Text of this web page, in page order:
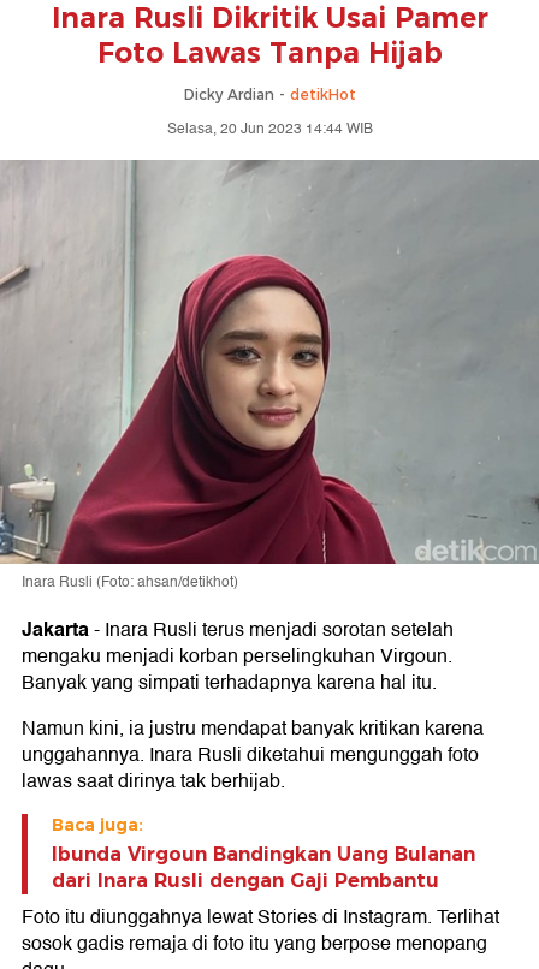
Inara Rusli Dikritik Usai Pamer
Foto Lawas Tanpa Hijab
Dicky Ardian - detikHot
Selasa, 20 Jun 2023 14:44 WIB
Inara Rusli (Foto: ahsan/detikhot)
Jakarta-Inara Rusli terus menjadi sorotan setelah
mengaku menjadi korban perselingkuhan Virgoun.
Banyak yang simpati terhadapnya karena hal itu.
Namun kini, ia justru mendapat banyak kritikan karena
unggahannya. Inara Rusli diketahui mengunggah foto
lawas saat dirinya tak berhijab.
Baca juga:
Ibunda Virgoun Bandingkan Uang Bulanan
dari Inara Rusli dengan Gaji Pembantu
Foto itu diunggahnya lewat Stories di Instagram. Terlihat
sosok gadis remaja di foto itu yang berpose menopang